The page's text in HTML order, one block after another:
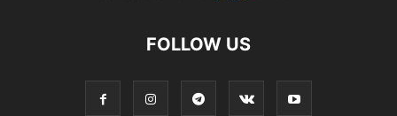
FOLLOW US